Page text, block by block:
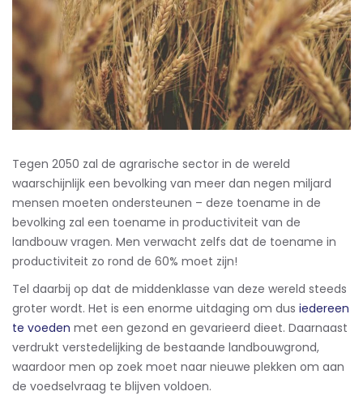
Tegen 2050 zal de agrarische sector in de wereld
waarschijnlijk een bevolking van meer dan negen miljard
mensen moeten ondersteunen – deze toename in de
bevolking zal een toename in productiviteit van de
landbouw vragen. Men verwacht zelfs dat de toename in
productiviteit zo rond de 60% moet zijn!
Tel daarbij op dat de middenklasse van deze wereld steeds
groter wordt. Het is een enorme uitdaging om dus iedereen
te voeden met een gezond en gevarieerd dieet. Daarnaast
verdrukt verstedelijking de bestaande landbouwgrond,
waardoor men op zoek moet naar nieuwe plekken om aan
de voedselvraag te blijven voldoen.